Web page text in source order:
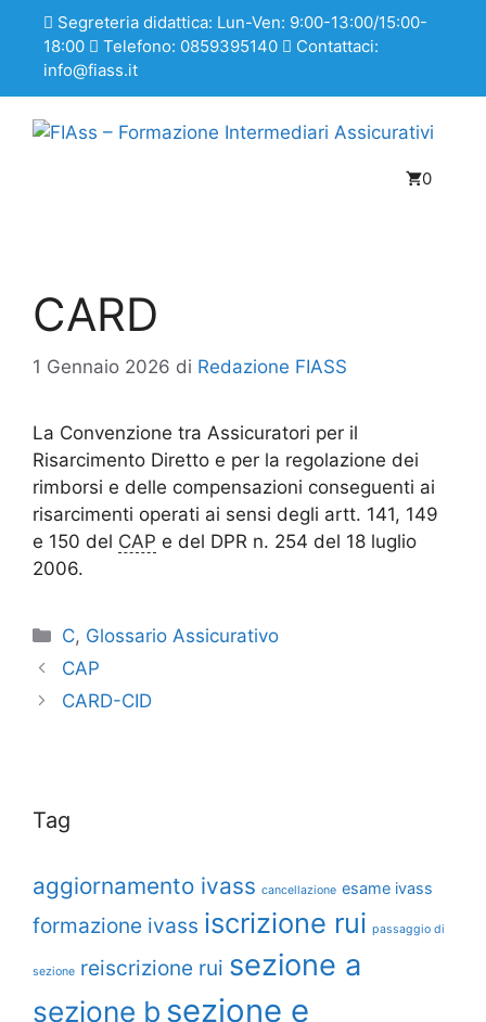
Segreteria didattica: Lun-Ven: 9:00-13:00/15:00-
18:00
Telefono: 0859395140
Contattaci:
info@fiass.it
0
CARD
1 Gennaio 2026 di Redazione FIASS
La Convenzione tra Assicuratori per il
Risarcimento Diretto e per la regolazione dei
rimborsi e delle compensazioni conseguenti ai
risarcimenti operati ai sensi degli artt. 141, 149
e 150 del CAP e del DPR n. 254 del 18 luglio
2006.
C, Glossario Assicurativo
CAP
CARD-CID
Tag
aggiornamento ivass cancellazione esame ivass
formazione ivass iscrizione rui passaggio di
sezione reiscrizione rui sezione a
sezione b sezione e